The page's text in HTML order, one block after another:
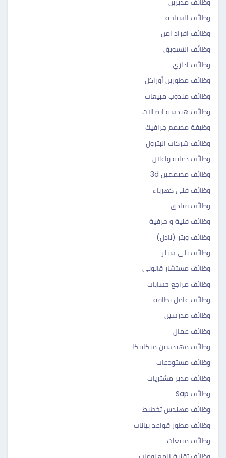
وظائف مديرين
وظائف السياحة
وظائف افراد امن
وظائف التسويق
وظائف اداري
وظائف مطورين أوراكل
وظائف مندوب مبيعات
وظائف هندسة اتصالات
وظيفة مصمم جرافيك
وظائف شركات البترول
وظائف دعاية واعلان
وظائف مصممين 3d
وظائف فني كهرباء
وظائف فنادق
وظائف فنية و حرفية
وظائف ويتر (نادل)
وظائف تلى سيلز
وظائف مستشار قانوني
وظائف مراجع حسابات
وظائف عامل نظافة
وظائف مدرسين
وظائف عمال
وظائف مهندسين ميكانيكا
وظائف مستودعات
وظائف مدير مشتريات
وظائف Sap
وظائف مهندس تخطيط
وظائف مطور قواعد بيانات
وظائف مبيعات